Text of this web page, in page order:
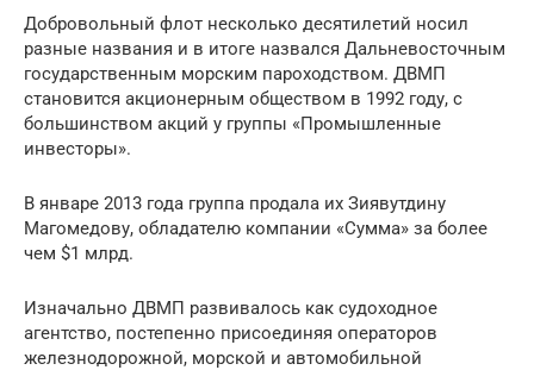
Добровольный флот несколько десятилетий носил
разные названия и в итоге назвался Дальневосточным
государственным морским пароходством. ДВМП
становится акционерным обществом в 1992 году, с
большинством акций у группы «Промышленные
инвесторы».
В январе 2013 года группа продала их Зиявутдину
Магомедову, обладателю компании «Сумма» за более
чем $1 млрд.
Изначально ДВМП развивалось как судоходное
агентство, постепенно присоединяя операторов
железнодорожной, морской и автомобильной